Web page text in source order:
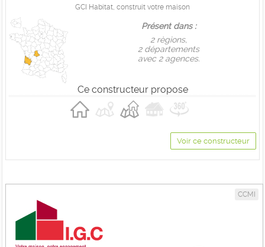
GCI Habitat, construit votre maison
Présent dans :
2 règions,
2 départements
avec 2 agences.
Ce constructeur propose
Voir ce constructeur
CCMI